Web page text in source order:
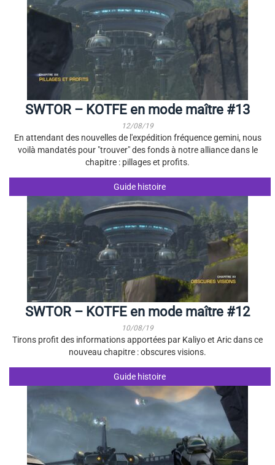
SWTOR – KOTFE en mode maître #13
12/08/19
En attendant des nouvelles de l'expédition fréquence gemini, nous
voilà mandatés pour "trouver" des fonds à notre alliance dans le
chapitre : pillages et profits.
Guide histoire
SWTOR – KOTFE en mode maître #12
10/08/19
Tirons profit des informations apportées par Kaliyo et Aric dans ce
nouveau chapitre : obscures visions.
Guide histoire